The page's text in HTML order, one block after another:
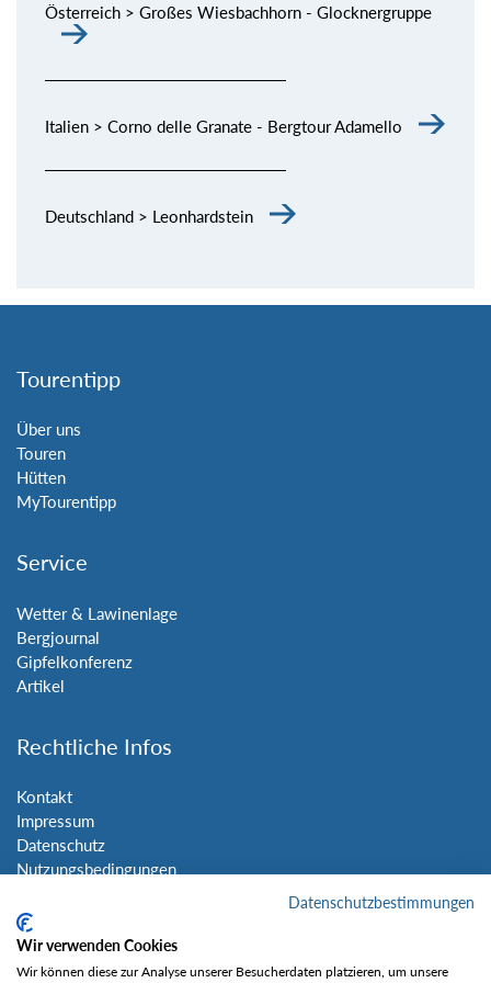
Österreich > Großes Wiesbachhorn - Glocknergruppe
Italien > Corno delle Granate - Bergtour Adamello
Deutschland > Leonhardstein
Tourentipp
Über uns
Touren
Hütten
MyTourentipp
Service
Wetter & Lawinenlage
Bergjournal
Gipfelkonferenz
Artikel
Rechtliche Infos
Kontakt
Impressum
Datenschutz
Nutzungsbedingungen
Social Media
Datenschutzbestimmungen
Wir verwenden Cookies
Wir können diese zur Analyse unserer Besucherdaten platzieren, um unsere